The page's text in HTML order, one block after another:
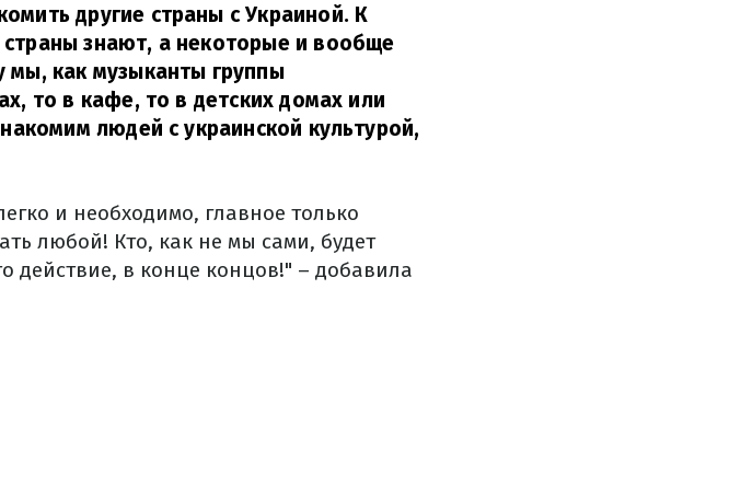
другие страны с Украиной. К
знают, а некоторые и вообще
мы, как музыканты группы
то в кафе, то в детских домах или
людей с украинской культурой,
и необходимо, главное только
любой! Кто, как не мы сами, будет
действие, в конце концов!" – добавила